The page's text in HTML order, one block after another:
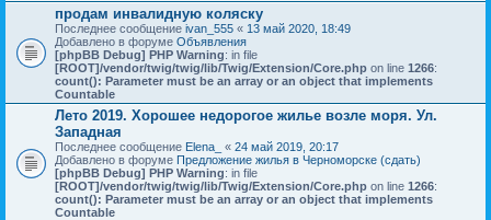
продам инвалидную коляску
Последнее сообщение ivan_555 « 13 май 2020, 18:49
Добавлено в форуме Объявления
[phpBB Debug] PHP Warning: in file
[ROOT]/vendor/twig/twig/lib/Twig/Extension/Core.php on line 1266:
count(): Parameter must be an array or an object that implements
Countable
Лето 2019. Хорошее недорогое жилье возле моря. Ул.
Западная
Последнее сообщение Elena_ « 24 май 2019, 20:17
Добавлено в форуме Предложение жилья в Черноморске (сдать)
[phpBB Debug] PHP Warning: in file
[ROOT]/vendor/twig/twig/lib/Twig/Extension/Core.php on line 1266:
count(): Parameter must be an array or an object that implements
Countable